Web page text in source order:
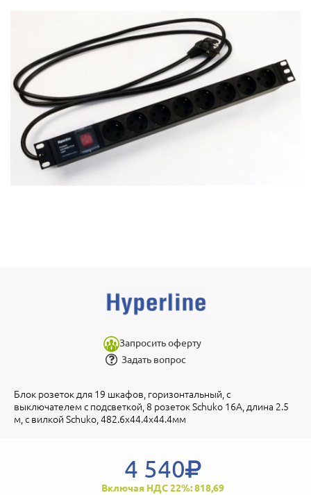
Запросить оферту
Задать вопрос
Блок розеток для 19 шкафов, горизонтальный, с
выключателем с подсветкой, 8 розеток Schuko 16A, длина 2.5
м, с вилкой Schuko, 482.6x44.4x44.4мм
4 540
Включая НДС 22%: 818,69